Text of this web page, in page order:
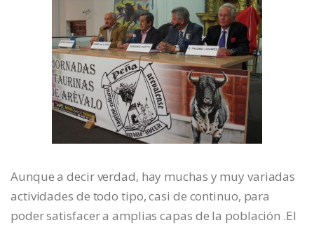
Aunque a decir verdad, hay muchas y muy variadas
actividades de todo tipo, casi de continuo, para
poder satisfacer a amplias capas de la población .El